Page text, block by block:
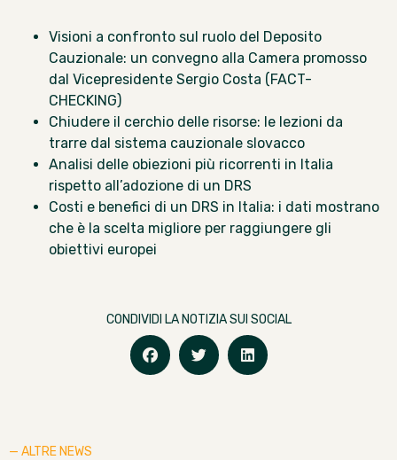
Visioni a confronto sul ruolo del Deposito
Cauzionale: un convegno alla Camera promosso
dal Vicepresidente Sergio Costa (FACT-
CHECKING)
Chiudere il cerchio delle risorse: le lezioni da
trarre dal sistema cauzionale slovacco
Analisi delle obiezioni più ricorrenti in Italia
rispetto all’adozione di un DRS
Costi e benefici di un DRS in Italia: i dati mostrano
che è la scelta migliore per raggiungere gli
obiettivi europei
CONDIVIDI LA NOTIZIA SUI SOCIAL
— ALTRE NEWS